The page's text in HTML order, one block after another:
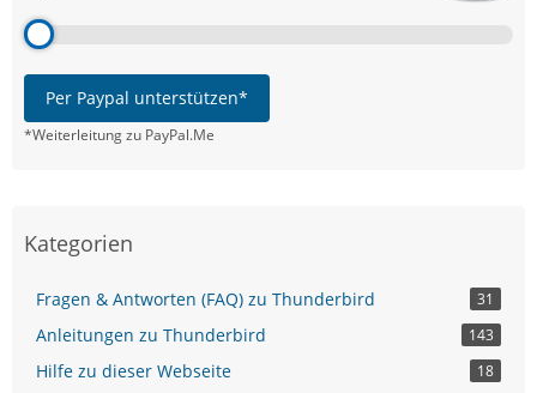
Per Paypal unterstützen*
*Weiterleitung zu PayPal.Me
Kategorien
Fragen & Antworten (FAQ) zu Thunderbird 31
Anleitungen zu Thunderbird 143
Hilfe zu dieser Webseite 18